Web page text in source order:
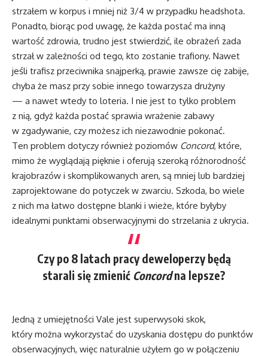
strzałem w korpus i mniej niż 3/4 w przypadku headshota.
Ponadto, biorąc pod uwagę, że każda postać ma inną
wartość zdrowia, trudno jest stwierdzić, ile obrażeń zada
strzał w zależności od tego, kto zostanie trafiony. Nawet
jeśli trafisz przeciwnika snajperką, prawie zawsze cię zabije,
chyba że masz przy sobie innego towarzysza drużyny
— a nawet wtedy to loteria. I nie jest to tylko problem
z nią, gdyż każda postać sprawia wrażenie zabawy
w zgadywanie, czy możesz ich niezawodnie pokonać.
Ten problem dotyczy również poziomów Concord, które,
mimo że wyglądają pięknie i oferują szeroką różnorodność
krajobrazów i skomplikowanych aren, są mniej lub bardziej
zaprojektowane do potyczek w zwarciu. Szkoda, bo wiele
z nich ma łatwo dostępne blanki i wieże, które byłyby
idealnymi punktami obserwacyjnymi do strzelania z ukrycia.
Czy po 8 latach pracy deweloperzy będą
starali się zmienić Concordna lepsze?
Jedną z umiejętności Vale jest superwysoki skok,
który można wykorzystać do uzyskania dostępu do punktów
obserwacyjnych, więc naturalnie użyłem go w połączeniu